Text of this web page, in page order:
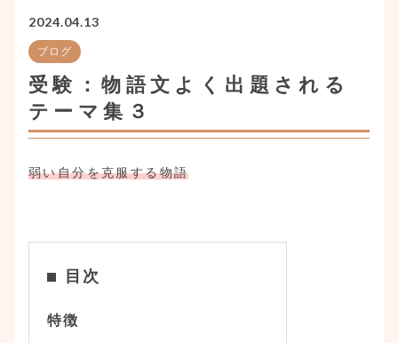
2024.04.13
ブログ
受験：物語文よく出題される
テーマ集３
弱い自分を克服する物語
目次
特徴